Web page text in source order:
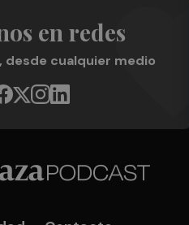
en redes
desde cualquier medio